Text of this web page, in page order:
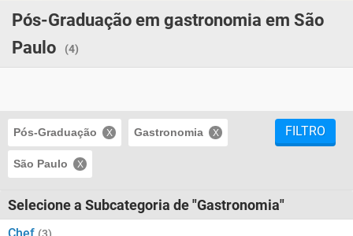
Pós-Graduação em gastronomia em São
Paulo
(4)
Pós-Graduação Gastronomia
São Paulo
FILTRO
Selecione a Subcategoria de "Gastronomia"